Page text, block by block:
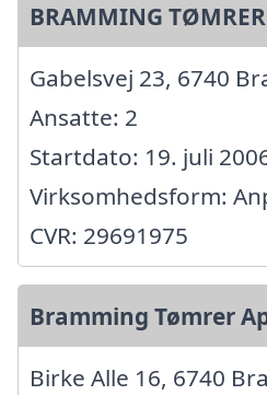
BRAMMING
Gabelsvej 23, 6740
Ansatte: 2
Startdato: 19. juli
Virksomhedsform:
CVR: 29691975
Bramming Tømrer
Birke Alle 16, 6740